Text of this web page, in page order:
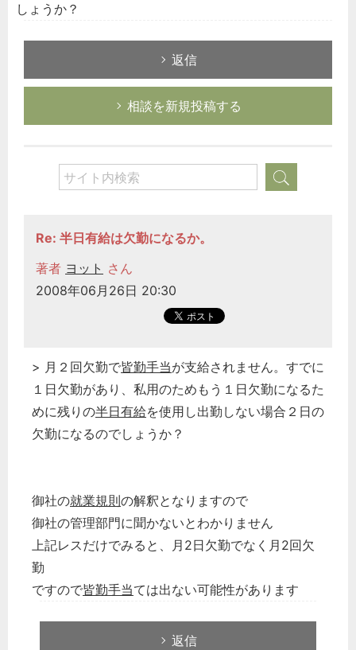
しょうか？
返信
相談を新規投稿する
Re: 半日有給は欠勤になるか。
著者 ヨット さん
2008年06月26日 20:30
> 月２回欠勤で皆勤手当が支給されません。すでに
１日欠勤があり、私用のためもう１日欠勤になるた
めに残りの半日有給を使用し出勤しない場合２日の
欠勤になるのでしょうか？
御社の就業規則の解釈となりますので
御社の管理部門に聞かないとわかりません
上記レスだけでみると、月2日欠勤でなく月2回欠
勤
ですので皆勤手当ては出ない可能性があります
返信